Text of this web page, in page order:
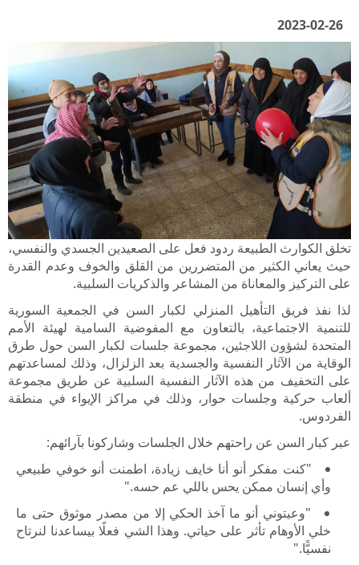
2023-02-26
تخلق الكوارث الطبيعة ردود فعل على الصعيدين الجسدي والنفسي،
حيث يعاني الكثير من المتضررين من القلق والخوف وعدم القدرة
على التركيز والمعاناة من المشاعر والذكريات السلبية.
لذا نفذ فريق التأهيل المنزلي لكبار السن في الجمعية السورية
للتنمية الاجتماعية، بالتعاون مع المفوضية السامية لهيئة الأمم
المتحدة لشؤون اللاجئين، مجموعة جلسات لكبار السن حول طرق
الوقاية من الآثار النفسية والجسدية بعد الزلزال، وذلك لمساعدتهم
على التخفيف من هذه الآثار النفسية السلبية عن طريق مجموعة
ألعاب حركية وجلسات حوار، وذلك في مراكز الإيواء في منطقة
الفردوس.
عبر كبار السن عن راحتهم خلال الجلسات وشاركونا بآرائهم:
"كنت مفكر أنو أنا خايف زيادة، اطمنت أنو خوفي طبيعي
وأي إنسان ممكن يحس باللي عم حسه."
"وعيتوني أنو ما آخذ الحكي إلا من مصدر موثوق حتى ما
خلي الأوهام تأثر على حياتي. وهذا الشي فعلًا بيساعدنا لنرتاح
نفسيًّا."